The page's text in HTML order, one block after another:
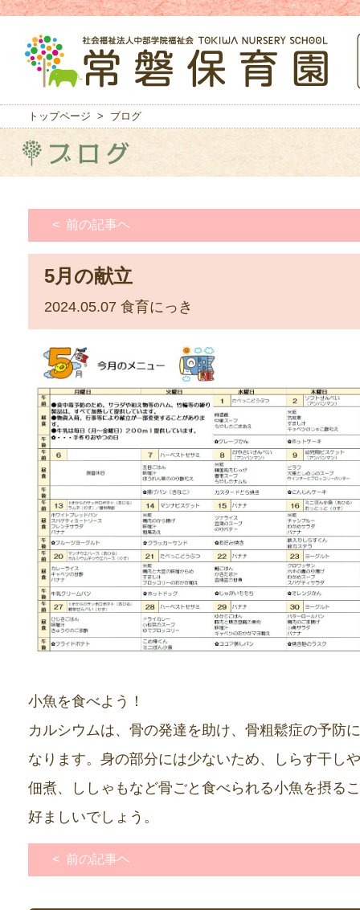
トップページ > ブログ
< 前の記事ヘ
5月の献立
2024.05.07 食育にっき
小魚を食べよう！
カルシウムは、骨の発達を助け、骨粗鬆症の予防に
なります。身の部分には少ないため、しらす干しや
佃煮、ししゃもなど骨ごと食べられる小魚を摂る
好ましいでしょう。
< 前の記事ヘ